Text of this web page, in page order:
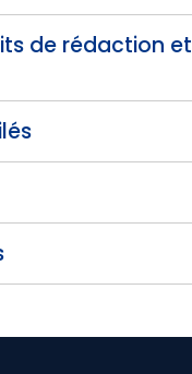
de rédaction